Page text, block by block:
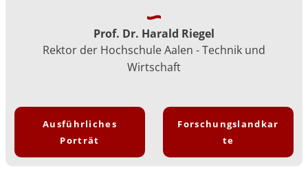
Prof. Dr. Harald Riegel
Rektor der Hochschule Aalen - Technik und
Wirtschaft
Ausführliches
Porträt
Forschungslandkar
te